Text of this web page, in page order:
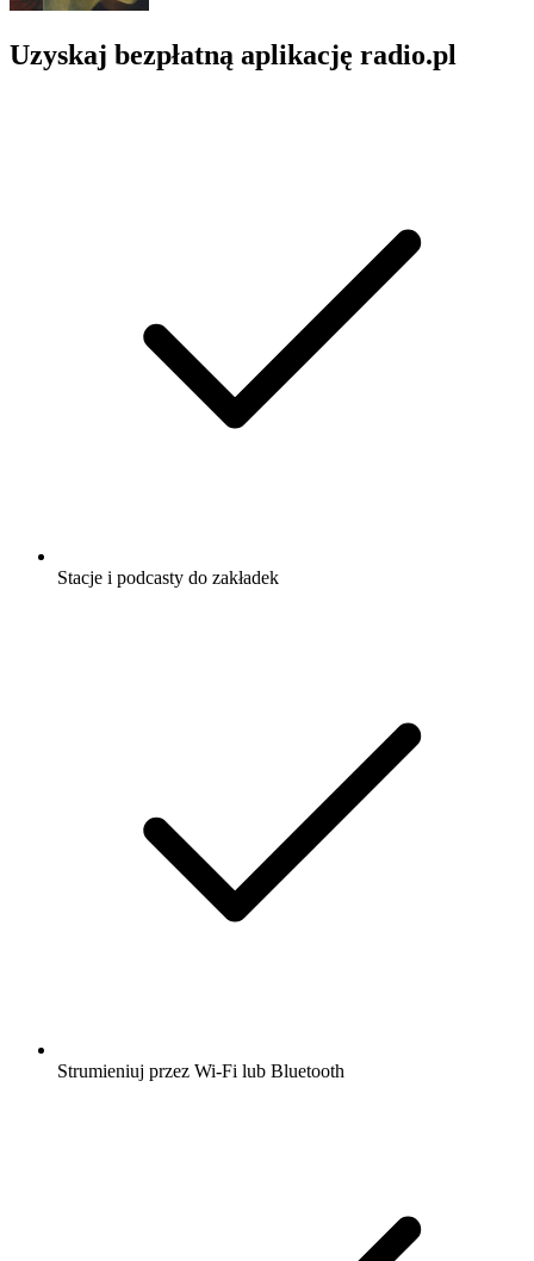
Uzyskaj bezpłatną aplikację radio.pl
Stacje i podcasty do zakładek
Strumieniuj przez Wi-Fi lub Bluetooth